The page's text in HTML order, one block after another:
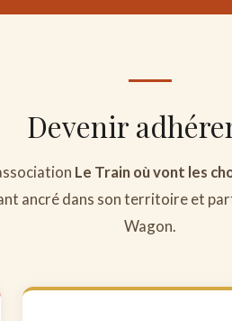
Devenir
Le Train où vont les
ancré dans son territoire et
Wagon.